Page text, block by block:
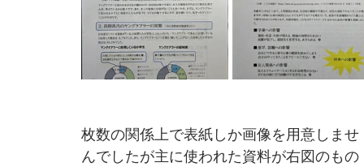
枚数の関係上で表紙しか画像を用意しませ
んでしたが主に使われた資料が右図のもの